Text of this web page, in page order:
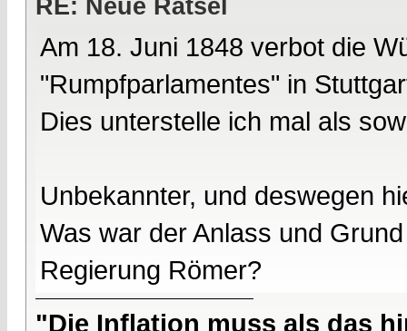
RE: Neue Rätsel
Am 18. Juni 1848 verbot die
"Rumpfparlamentes" in
Dies unterstelle ich mal als
Unbekannter, und deswegen
Was war der Anlass und
Regierung Römer?
"Die Inflation muss als das